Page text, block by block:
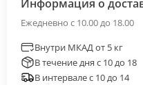
Информация о
Ежедневно с 10.00 до 18.00
Внутри МКАД от 5 кг
В течение дня с 10 до 18
В интервале с 10 до 14